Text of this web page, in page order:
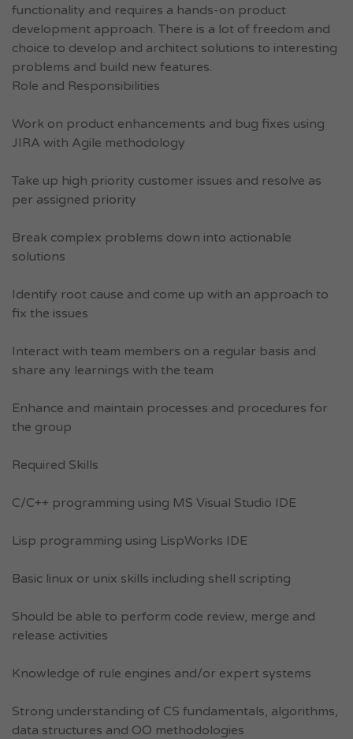
functionality and requires a hands-on product
development approach. There is a lot of freedom and
choice to develop and architect solutions to interesting
problems and build new features.
Role and Responsibilities
Work on product enhancements and bug fixes using
JIRA with Agile methodology
Take up high priority customer issues and resolve as
per assigned priority
Break complex problems down into actionable
solutions
Identify root cause and come up with an approach to
fix the issues
Interact with team members on a regular basis and
share any learnings with the team
Enhance and maintain processes and procedures for
the group
Required Skills
C/C++ programming using MS Visual Studio IDE
Lisp programming using LispWorks IDE
Basic linux or unix skills including shell scripting
Should be able to perform code review, merge and
release activities
Knowledge of rule engines and/or expert systems
Strong understanding of CS fundamentals, algorithms,
data structures and OO methodologies